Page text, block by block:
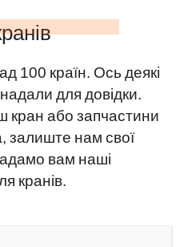
100 країн. Ось деякі
для довідки.
кран або запчастини
залиште нам свої
вам наші
кранів.